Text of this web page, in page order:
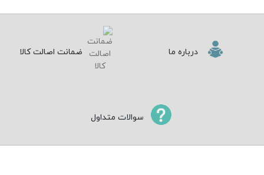
درباره ما ضمانت اصالت کالا
سوالات متداول